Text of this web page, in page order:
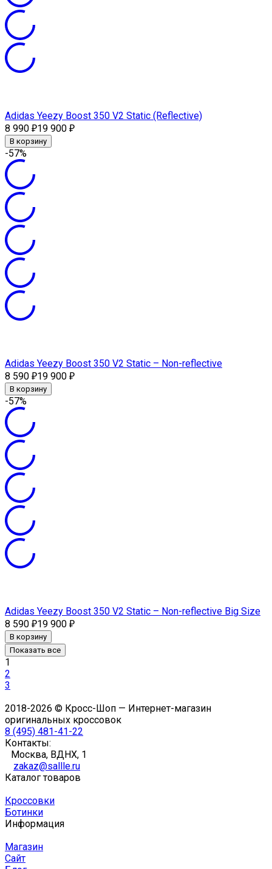
Adidas Yeezy Boost 350 V2 Static (Reflective)
8 990 ₽19 900 ₽
В корзину
-57%
Adidas Yeezy Boost 350 V2 Static – Non-reflective
8 590 ₽19 900 ₽
В корзину
-57%
Adidas Yeezy Boost 350 V2 Static – Non-reflective Big Size
8 590 ₽19 900 ₽
В корзину
Показать все
1
2
3
2018-2026 © Кросс-Шоп — Интернет-магазин
оригинальных кроссовок
8 (495) 481-41-22
Контакты:
Москва, ВДНХ, 1
zakaz@sallle.ru
Каталог товаров
Кроссовки
Ботинки
Информация
Магазин
Сайт